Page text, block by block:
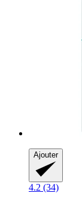
Ajouter
4.2 (34)